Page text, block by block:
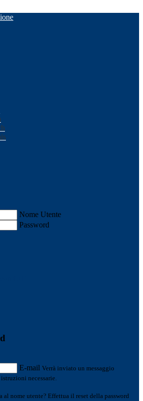
Nome Utente
Password
E-mail Verrà inviato un messaggio
necessarie.
al nome utente? Effettua il reset della password